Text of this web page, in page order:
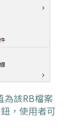
為該RB檔案
，使用者可